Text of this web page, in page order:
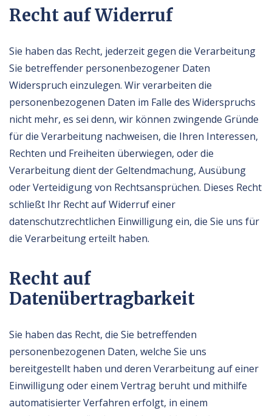
Recht auf Widerruf
Sie haben das Recht, jederzeit gegen die Verarbeitung
Sie betreffender personenbezogener Daten
Widerspruch einzulegen. Wir verarbeiten die
personenbezogenen Daten im Falle des Widerspruchs
nicht mehr, es sei denn, wir können zwingende Gründe
für die Verarbeitung nachweisen, die Ihren Interessen,
Rechten und Freiheiten überwiegen, oder die
Verarbeitung dient der Geltendmachung, Ausübung
oder Verteidigung von Rechtsansprüchen. Dieses Recht
schließt Ihr Recht auf Widerruf einer
datenschutzrechtlichen Einwilligung ein, die Sie uns für
die Verarbeitung erteilt haben.
Recht auf
Datenübertragbarkeit
Sie haben das Recht, die Sie betreffenden
personenbezogenen Daten, welche Sie uns
bereitgestellt haben und deren Verarbeitung auf einer
Einwilligung oder einem Vertrag beruht und mithilfe
automatisierter Verfahren erfolgt, in einem